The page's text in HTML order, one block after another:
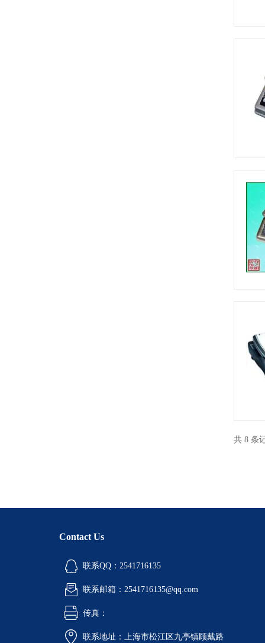
共 8 条
Contact Us
联系QQ：2541716135
联系邮箱：2541716135@qq.com
传真：
联系地址：上海市松江区九亭镇顾戴路